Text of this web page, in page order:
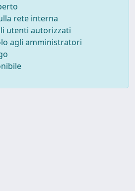
rete interna
utenti autorizzati
agli amministratori